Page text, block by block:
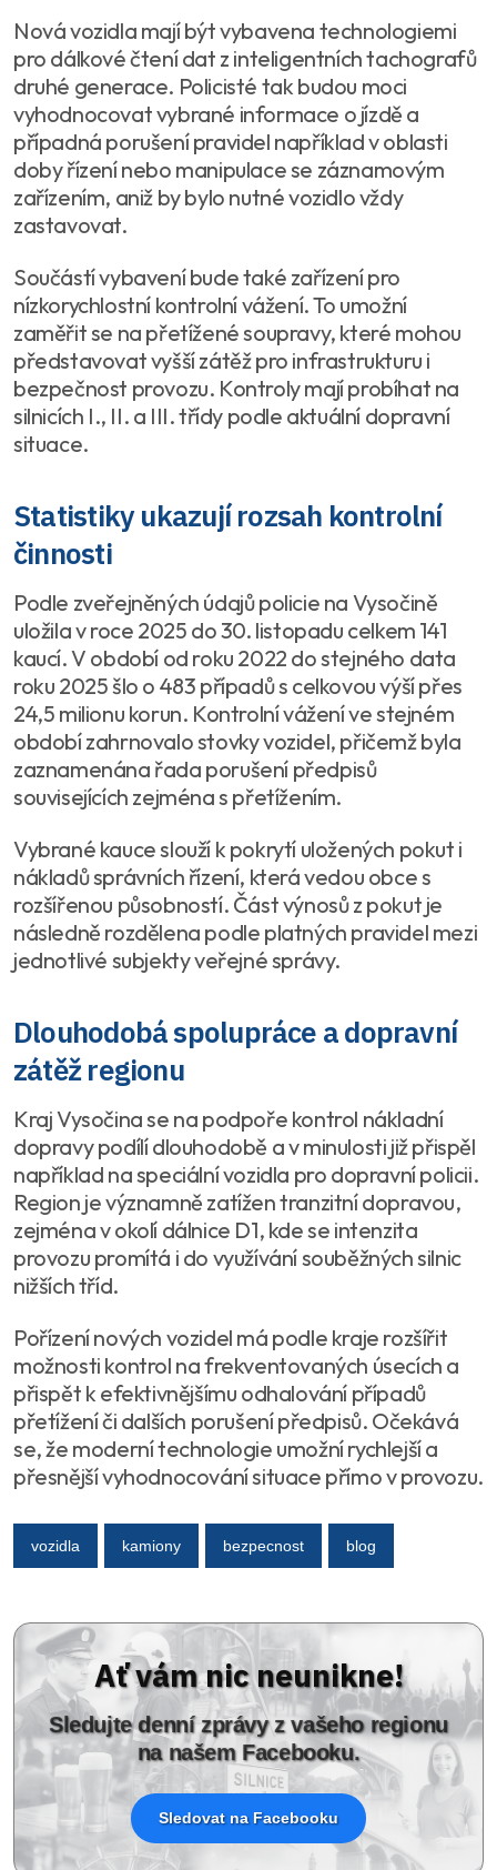
Nová vozidla mají být vybavena technologiemi
pro dálkové čtení dat z inteligentních tachografů
druhé generace. Policisté tak budou moci
vyhodnocovat vybrané informace o jízdě a
případná porušení pravidel například v oblasti
doby řízení nebo manipulace se záznamovým
zařízením, aniž by bylo nutné vozidlo vždy
zastavovat.
Součástí vybavení bude také zařízení pro
nízkorychlostní kontrolní vážení. To umožní
zaměřit se na přetížené soupravy, které mohou
představovat vyšší zátěž pro infrastrukturu i
bezpečnost provozu. Kontroly mají probíhat na
silnicích I., II. a III. třídy podle aktuální dopravní
situace.
Statistiky ukazují rozsah kontrolní
činnosti
Podle zveřejněných údajů policie na Vysočině
uložila v roce 2025 do 30. listopadu celkem 141
kaucí. V období od roku 2022 do stejného data
roku 2025 šlo o 483 případů s celkovou výší přes
24,5 milionu korun. Kontrolní vážení ve stejném
období zahrnovalo stovky vozidel, přičemž byla
zaznamenána řada porušení předpisů
souvisejících zejména s přetížením.
Vybrané kauce slouží k pokrytí uložených pokut i
nákladů správních řízení, která vedou obce s
rozšířenou působností. Část výnosů z pokut je
následně rozdělena podle platných pravidel mezi
jednotlivé subjekty veřejné správy.
Dlouhodobá spolupráce a dopravní
zátěž regionu
Kraj Vysočina se na podpoře kontrol nákladní
dopravy podílí dlouhodobě a v minulosti již přispěl
například na speciální vozidla pro dopravní policii.
Region je významně zatížen tranzitní dopravou,
zejména v okolí dálnice D1, kde se intenzita
provozu promítá i do využívání souběžných silnic
nižších tříd.
Pořízení nových vozidel má podle kraje rozšířit
možnosti kontrol na frekventovaných úsecích a
přispět k efektivnějšímu odhalování případů
přetížení či dalších porušení předpisů. Očekává
se, že moderní technologie umožní rychlejší a
přesnější vyhodnocování situace přímo v provozu.
vozidla kamiony bezpecnost blog
Ať vám nic neunikne!
Sledujte denní zprávy z vašeho regionu
na našem Facebooku.
Sledovat na Facebooku